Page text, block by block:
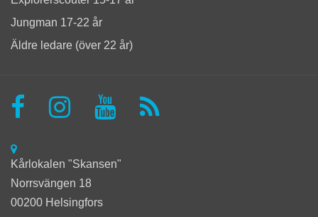
Jungman 17-22 år
Äldre ledare (över 22 år)
Kårlokalen "Skansen"
Norrsvängen 18
00200 Helsingfors